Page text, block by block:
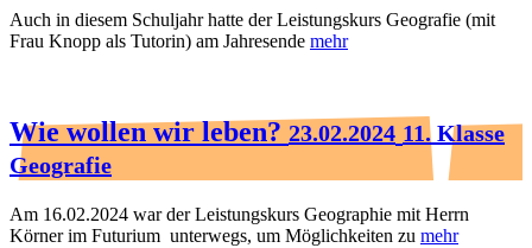
Auch in diesem Schuljahr hatte der Leistungskurs Geografie (mit
Frau Knopp als Tutorin) am Jahresende mehr
Wie wollen wir leben? 23.02.2024 11. Klasse
Geografie
Am 16.02.2024 war der Leistungskurs Geographie mit Herrn
Körner im Futurium unterwegs, um Möglichkeiten zu mehr